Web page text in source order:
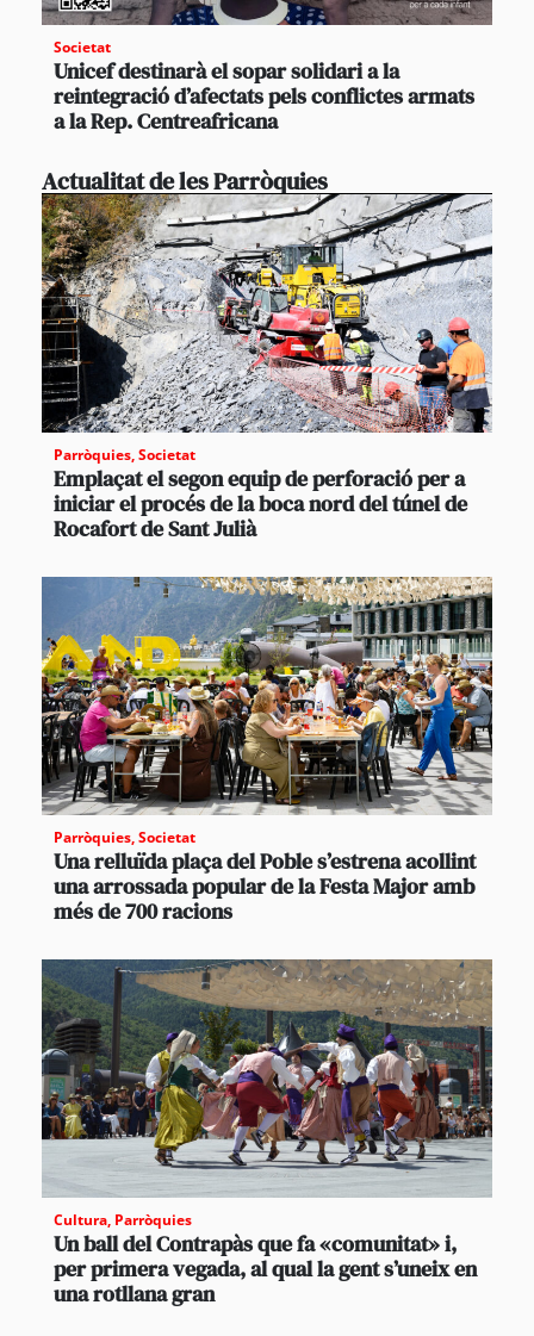
Societat
Unicef destinarà el sopar solidari a la
reintegració d’afectats pels conflictes armats
a la Rep. Centreafricana
Actualitat de les Parròquies
Parròquies,Societat
Emplaçat el segon equip de perforació per a
iniciar el procés de la boca nord del túnel de
Rocafort de Sant Julià
Parròquies,Societat
Una relluïda plaça del Poble s’estrena acollint
una arrossada popular de la Festa Major amb
més de 700 racions
Cultura, Parròquies
Un ball del Contrapàs que fa «comunitat» i,
per primera vegada, al qual la gent s’uneix en
una rotllana gran